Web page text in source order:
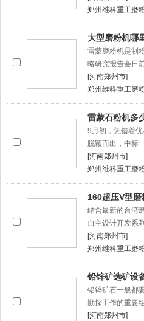
郑州维科重工磨
大型磨粉机哪
雷蒙磨粉机是制
略研究报告会日
[河南郑州市]
郑州维科重工磨
雷蒙石粉机多
9月初，凭借着
脱颖而出，中标
[河南郑州市]
郑州维科重工磨
160超压V型磨
结合最新的台湾
自主设计开发系
[河南郑州市]
郑州维科重工磨
铅锌矿选矿设
铅锌矿石一般都
勘探工作的重要
[河南郑州市]